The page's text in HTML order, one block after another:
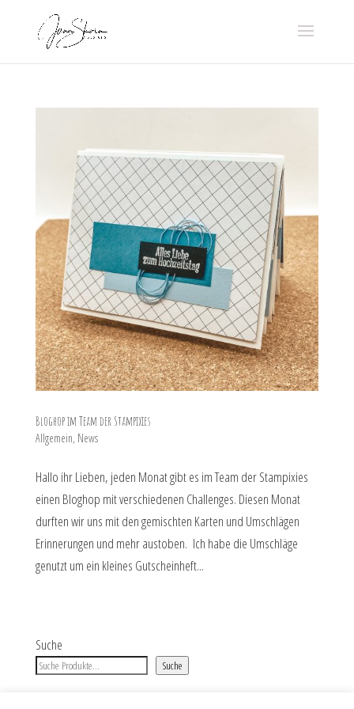
Bloghop im Team der Stampixies
Allgemein, News
Hallo ihr Lieben, jeden Monat gibt es im Team der Stampixies
einen Bloghop mit verschiedenen Challenges. Diesen Monat
durften wir uns mit den gemischten Karten und Umschlägen
Erinnerungen und mehr austoben. Ich habe die Umschläge
genutzt um ein kleines Gutscheinheft...
Suche
Suche